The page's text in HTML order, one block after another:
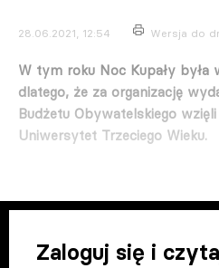
28.06.2021, 12:54 Wersja do
W tym roku Noc Kupały była
dlatego, że za organizację
Budżetu Obywatelskiego
Uniwersytet Trzeciego Wieku.
Zaloguj się i